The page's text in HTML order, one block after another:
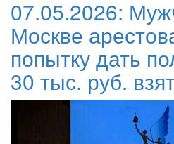
07.05.2026:
Москве
попытку дать
30 тыс. руб.